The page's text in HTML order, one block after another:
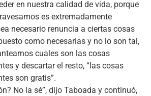
en nuestra calidad de vida, porque
es extremadamente
necesario renuncia a ciertas cosas
como necesarias y no lo son tal,
cuales son las cosas
y descartar el resto, “las cosas
son gratis”.
No la sé”, dijo Taboada y continuó,